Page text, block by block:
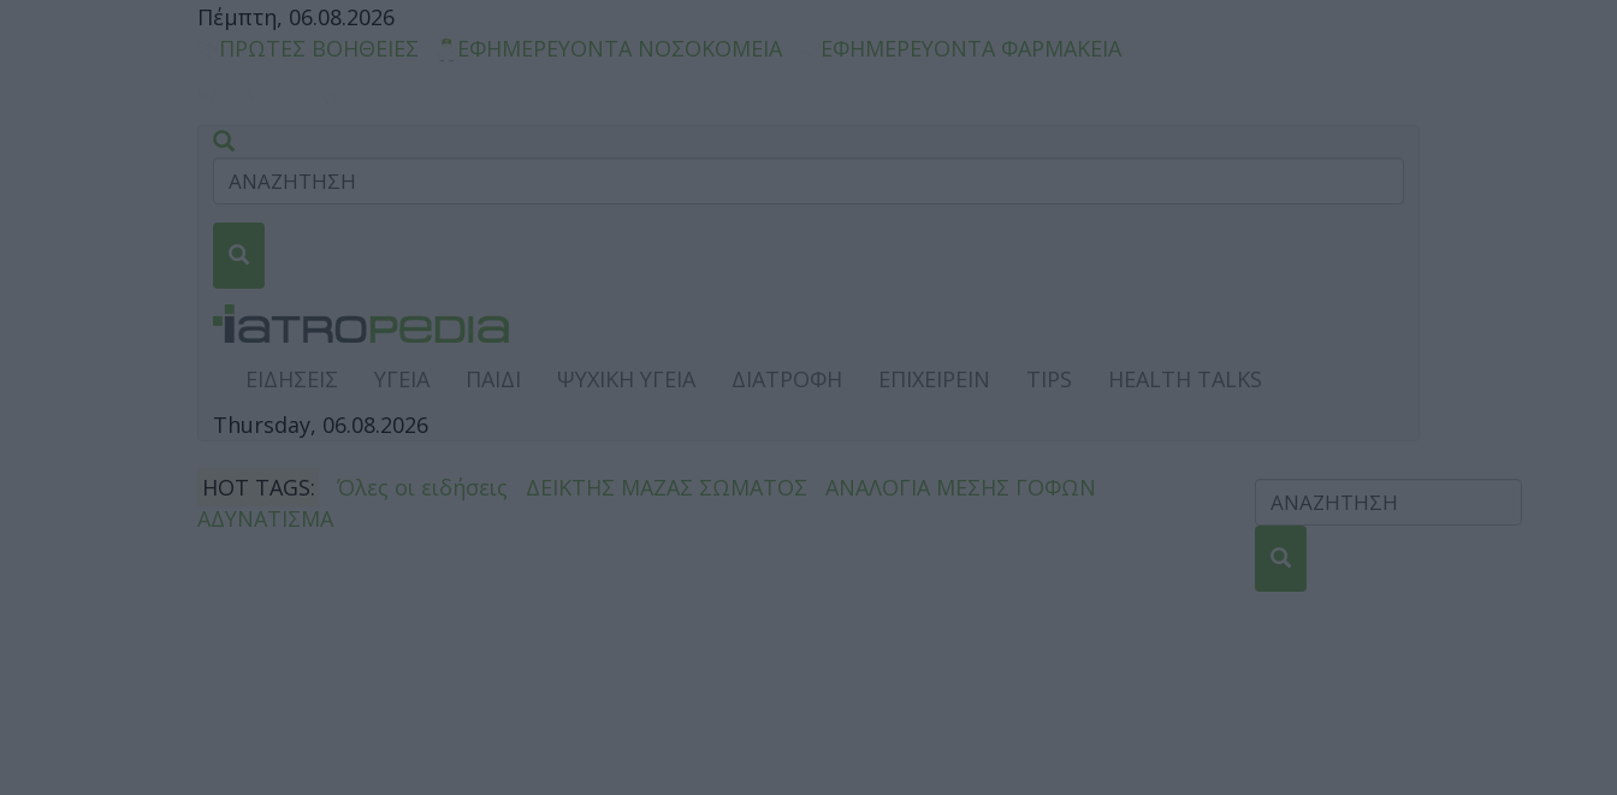
Πέμπτη, 06.08.2026
ΠΡΩΤΕΣ ΒΟΗΘΕΙΕΣ
ΕΦΗΜΕΡΕΥΟΝΤΑ ΝΟΣΟΚΟΜΕΙΑ ΕΦΗΜΕΡΕΥΟΝΤΑ ΦΑΡΜΑΚΕΙΑ
ΕΙΔΗΣΕΙΣ ΥΓΕΙΑ ΠΑΙΔΙ ΨΥΧΙΚΗ ΥΓΕΙΑ ΔΙΑΤΡΟΦΗ ΕΠΙΧΕΙΡΕΙΝ TIPS
HEALTH TALKS
Thursday, 06.08.2026
HOT TAGS: Όλες οι ειδήσεις ΔΕΙΚΤΗΣ ΜΑΖΑΣ ΣΩΜΑΤΟΣ
ΑΝΑΛΟΓΙΑ ΜΕΣΗΣ ΓΟΦΩΝ
ΑΔΥΝΑΤΙΣΜΑ